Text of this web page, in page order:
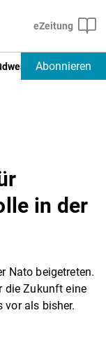
Deutschland
Abonnieren
in der
Nato beigetreten.
die Zukunft eine
vor als bisher.